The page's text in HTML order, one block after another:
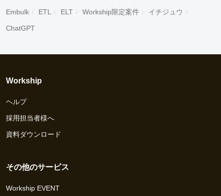
Embulk ETL ELT Workship限定案件 イチジュウ
ChatGPT
Workship
ヘルプ
採用担当者様へ
資料ダウンロード
その他のサービス
Workship EVENT